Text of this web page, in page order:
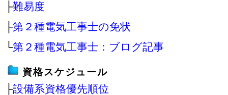
├難易度
├第２種電気工事士の免状
└第２種電気工事士：ブログ記事
資格スケジュール
├設備系資格優先順位